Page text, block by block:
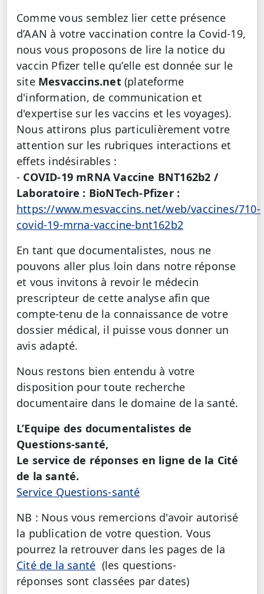
Comme vous semblez lier cette présence
d’AAN à votre vaccination contre la Covid-19,
nous vous proposons de lire la notice du
vaccin Pfizer telle qu’elle est donnée sur le
site Mesvaccins.net (plateforme
d'information, de communication et
d'expertise sur les vaccins et les voyages).
Nous attirons plus particulièrement votre
attention sur les rubriques interactions et
effets indésirables :
- COVID-19 mRNA Vaccine BNT162b2 /
Laboratoire : BioNTech-Pfizer :
https://www.mesvaccins.net/web/vaccines/710-
covid-19-mrna-vaccine-bnt162b2
En tant que documentalistes, nous ne
pouvons aller plus loin dans notre réponse
et vous invitons à revoir le médecin
prescripteur de cette analyse afin que
compte-tenu de la connaissance de votre
dossier médical, il puisse vous donner un
avis adapté.
Nous restons bien entendu à votre
disposition pour toute recherche
documentaire dans le domaine de la santé.
L’Equipe des documentalistes de
Questions-santé,
Le service de réponses en ligne de la Cité
de la santé.
Service Questions-santé
NB : Nous vous remercions d'avoir autorisé
la publication de votre question. Vous
pourrez la retrouver dans les pages de la
Cité de la santé (les questions-
réponses sont classées par dates)